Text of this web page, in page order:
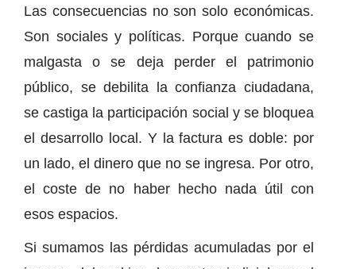
Las consecuencias no son solo económicas.
Son sociales y políticas. Porque cuando se
malgasta o se deja perder el patrimonio
público, se debilita la confianza ciudadana,
se castiga la participación social y se bloquea
el desarrollo local. Y la factura es doble: por
un lado, el dinero que no se ingresa. Por otro,
el coste de no haber hecho nada útil con
esos espacios.
Si sumamos las pérdidas acumuladas por el